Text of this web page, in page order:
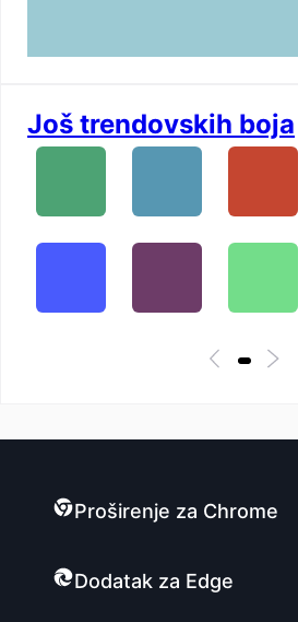
Još trendovskih boja
Proširenje za Chrome
Dodatak za Edge